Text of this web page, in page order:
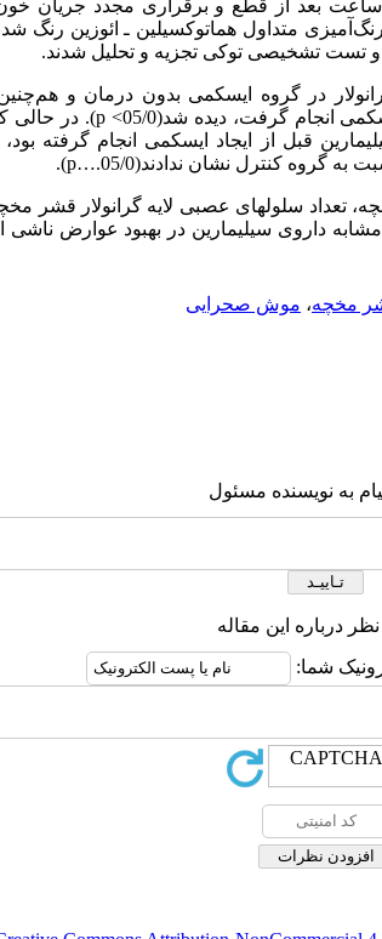
48 ، 24 و 0 ساعت قبل از ایجاد ایسکمی‌تقسیم شدند. 24 ساعت بعد از قطع و
متداول هماتوکسیلین ـ ائوزین رنگ
تست تشخیصی توکی تجزیه و تحلیل شدند.
در گروه ایسکمی‌ بدون درمان و
‌انجام گرفت، دیده شد(05/0
<
p). در حالی
قبل از ایجاد ایسکمی ‌انجام گرفته
گروه کنترل نشان ندادند(05/0
p….
).
تعداد سلولهای عصبی لایه گرانولار قشر
داروی سیلیمارین در بهبود عوارض
مخچه، موش صحرایی
به نویسنده مسئول
درباره این مقاله
شما: